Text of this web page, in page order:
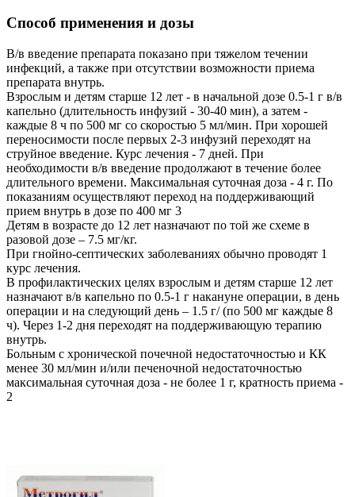
Способ применения и дозы
В/в введение препарата показано при тяжелом течении
инфекций, а также при отсутствии возможности приема
препарата внутрь.
Взрослым и детям старше 12 лет - в начальной дозе 0.5-1 г в/в
капельно (длительность инфузий - 30-40 мин), а затем -
каждые 8 ч по 500 мг со скоростью 5 мл/мин. При хорошей
переносимости после первых 2-3 инфузий переходят на
струйное введение. Курс лечения - 7 дней. При
необходимости в/в введение продолжают в течение более
длительного времени. Максимальная суточная доза - 4 г. По
показаниям осуществляют переход на поддерживающий
прием внутрь в дозе по 400 мг 3
Детям в возрасте до 12 лет назначают по той же схеме в
разовой дозе – 7.5 мг/кг.
При гнойно-септических заболеваниях обычно проводят 1
курс лечения.
В профилактических целях взрослым и детям старше 12 лет
назначают в/в капельно по 0.5-1 г накануне операции, в день
операции и на следующий день – 1.5 г/ (по 500 мг каждые 8
ч). Через 1-2 дня переходят на поддерживающую терапию
внутрь.
Больным с хронической почечной недостаточностью и КК
менее 30 мл/мин и/или печеночной недостаточностью
максимальная суточная доза - не более 1 г, кратность приема -
2